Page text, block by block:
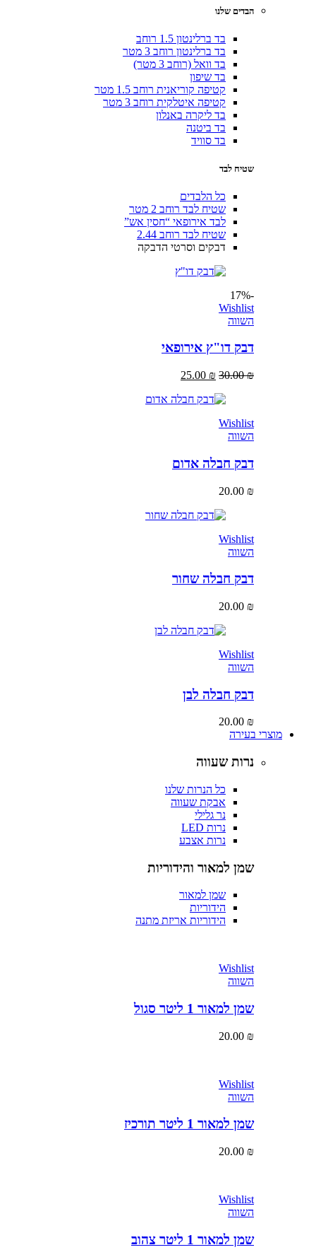
הבדים שלנו
בד ברלינטון 1.5 רוחב
בד ברלינטון רוחב 3 מטר
בד וואל (רוחב 3 מטר)
בד שיפון
קטיפה קוריאנית רוחב 1.5 מטר
קטיפה איטלקית רוחב 3 מטר
בד ליקרה באנלון
בד ביטנה
בד סוויד
שטיח לבד
כל הלבדים
שטיח לבד רוחב 2 מטר
לבד אירופאי “חסין אש”
שטיח לבד רוחב 2.44
דבקים וסרטי הדבקה
Wishlist
דבק דו"ץ אירופאי
30.00
25.00₪
Wishlist
דבק חבלה אדום
20.00
Wishlist
דבק חבלה שחור
20.00
Wishlist
דבק חבלה לבן
20.00
מוצרי בעירה
נרות שעווה
כל הנרות שלנו
אבקת שעווה
נר גלילי
נרות LED
נרות אצבע
שמן למאור והידוריות
שמן למאור
הידוריות
הידוריות אריזת מתנה
Wishlist
שמן למאור 1 ליטר סגול
20.00
Wishlist
שמן למאור 1 ליטר תורכיז
20.00
Wishlist
שמן למאור 1 ליטר צהוב